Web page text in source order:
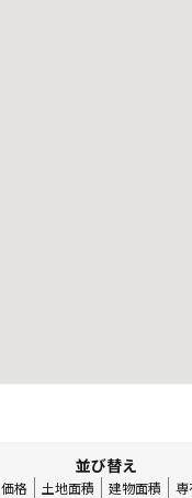
並び替え
価格 土地面積 建物面積 専